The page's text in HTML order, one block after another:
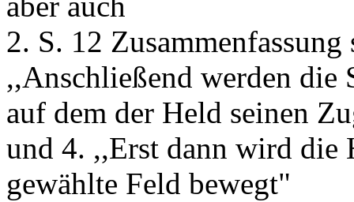
2. S. 12
,,Anschließend werden die
auf dem der Held seinen
und 4. ,,Erst dann wird die
gewählte Feld bewegt"